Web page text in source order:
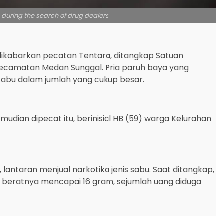
the search of drug dealers
pecatan Tentara, ditangkap Satuan
Medan Sunggal. Pria paruh baya yang
dalam jumlah yang cukup besar.
dipecat itu, berinisial HB (59) warga Kelurahan
menjual narkotika jenis sabu. Saat ditangkap,
mencapai 16 gram, sejumlah uang diduga